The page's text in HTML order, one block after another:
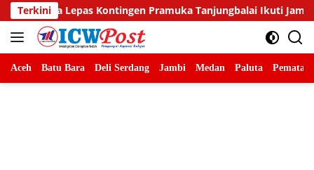
Langsung
ke
konten
Terkini
Pramuka Tanjungbalai Ikuti Jamnas XII di Cibubur
Aceh Batu Bara Deli Serdang Jambi Medan Paluta